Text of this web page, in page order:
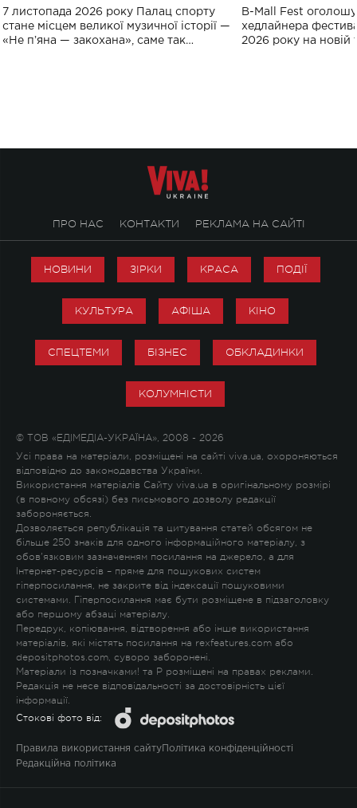
великого концерту в Палаці
спорту
7 листопада 2026 року Палац спорту
стане місцем великої музичної історії —
«Не пʼяна — закохана», саме так
Україні: де
B-Mall Fest
хедлайнера
2026 року на новій
ПРО НАС КОНТАКТИ РЕКЛАМА НА САЙТІ
НОВИНИ ЗІРКИ КРАСА ПОДІЇ
КУЛЬТУРА АФІША КІНО
СПЕЦТЕМИ БІЗНЕС ОБКЛАДИНКИ
КОЛУМНІСТИ
© ТОВ «ЕДІМЕДІА-УКРАЇНА», 2008 - 2026
Усі права на матеріали, розміщені на сайті viva.ua, охороняються
відповідно до законодавства України.
Використання матеріалів Сайту viva.ua в оригінальному розмірі
(в повному обсязі) без письмового дозволу редакції
забороняється.
Дозволяється републікація та цитування статей обсягом не
більше 250 знаків для одного інформаційного матеріалу, з
обов'язковим зазначенням посилання на джерело, а для
Інтернет-ресурсів – пряме для пошукових систем
гіперпосилання, не закрите від індексації пошуковими
системами. Гіперпосилання має бути розміщене в підзаголовку
або першому абзаці матеріалу.
Передрук, копіювання, відтворення або інше використання
матеріалів, які містять посилання на rexfeatures.com або
depositphotos.com, суворо заборонені.
Матеріали із позначками! та P розміщені на правах реклами.
Редакція не несе відповідальності за достовірність цієї
інформації.
Стокові фото від:
Правила використання сайту Політика конфіденційності
Редакційна політика